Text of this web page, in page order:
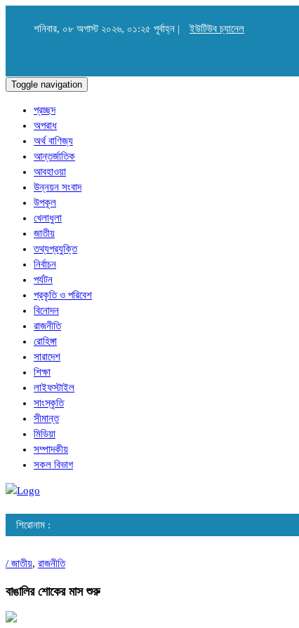
শনিবার, ০৮ অগাস্ট ২০২৬, ০১:২৫ পূর্বাহ্ন | ইউটিউব চ্যানেল
Toggle navigation
প্রচ্ছদ
অপরাধ
অর্থ বাণিজ্য
আন্তর্জাতিক
আবহাওয়া
উন্নয়ন সংবাদ
উপকূল
খেলাধুলা
জাতীয়
তথ্যপ্রযুক্তি
নির্বাচন
পর্যটন
প্রকৃতি ও পরিবেশ
বিনোদন
রাজনীতি
রোহিঙ্গা
সারাদেশ
শিক্ষা
লাইফস্টাইল
সাংস্কৃতি
সীমান্ত
মিডিয়া
সম্পাদকীয়
সকল বিভাগ
শিরোনাম :
/ জাতীয়, রাজনীতি
বাঙালির শোকের মাস শুরু